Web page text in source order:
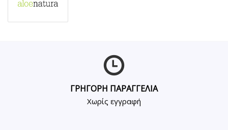
ΓΡΗΓΟΡΗ ΠΑΡΑΓΓΕΛΙΑ
Χωρίς εγγραφή